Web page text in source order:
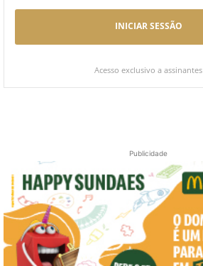
INICIAR SESSÃO
Acesso exclusivo a assinantes
Publicidade